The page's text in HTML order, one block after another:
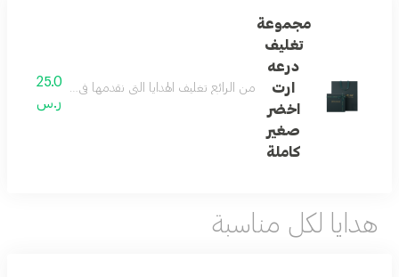
مجموعة
تغليف
درعه
ارت
اخضر
صغير
كاملة
من الرائع تغليف الهدايا التي نقدمها في حياتنا ...
25.0
ر.س
هدايا لكل مناسبة